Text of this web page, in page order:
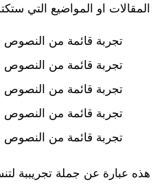
المقالات او المواضيع التي
تجربة قائمة من
تجربة قائمة من
تجربة قائمة من
تجربة قائمة من
تجربة قائمة من
هذه عبارة عن جملة تجريببة